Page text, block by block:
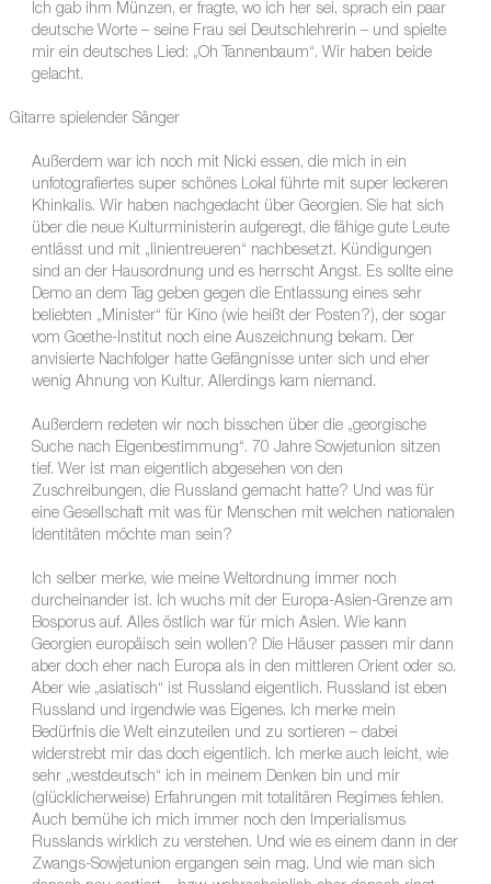
Ich gab ihm Münzen, er fragte, wo ich her sei, sprach ein paar
deutsche Worte – seine Frau sei Deutschlehrerin – und spielte
mir ein deutsches Lied: „Oh Tannenbaum“. Wir haben beide
gelacht.
Gitarre spielender Sänger
Außerdem war ich noch mit Nicki essen, die mich in ein
unfotografiertes super schönes Lokal führte mit super leckeren
Khinkalis. Wir haben nachgedacht über Georgien. Sie hat sich
über die neue Kulturministerin aufgeregt, die fähige gute Leute
entlässt und mit „linientreueren“ nachbesetzt. Kündigungen
sind an der Hausordnung und es herrscht Angst. Es sollte eine
Demo an dem Tag geben gegen die Entlassung eines sehr
beliebten „Minister“ für Kino (wie heißt der Posten?), der sogar
vom Goethe-Institut noch eine Auszeichnung bekam. Der
anvisierte Nachfolger hatte Gefängnisse unter sich und eher
wenig Ahnung von Kultur. Allerdings kam niemand.
Außerdem redeten wir noch bisschen über die „georgische
Suche nach Eigenbestimmung“. 70 Jahre Sowjetunion sitzen
tief. Wer ist man eigentlich abgesehen von den
Zuschreibungen, die Russland gemacht hatte? Und was für
eine Gesellschaft mit was für Menschen mit welchen nationalen
Identitäten möchte man sein?
Ich selber merke, wie meine Weltordnung immer noch
durcheinander ist. Ich wuchs mit der Europa-Asien-Grenze am
Bosporus auf. Alles östlich war für mich Asien. Wie kann
Georgien europäisch sein wollen? Die Häuser passen mir dann
aber doch eher nach Europa als in den mittleren Orient oder so.
Aber wie „asiatisch“ ist Russland eigentlich. Russland ist eben
Russland und irgendwie was Eigenes. Ich merke mein
Bedürfnis die Welt einzuteilen und zu sortieren – dabei
widerstrebt mir das doch eigentlich. Ich merke auch leicht, wie
sehr „westdeutsch“ ich in meinem Denken bin und mir
(glücklicherweise) Erfahrungen mit totalitären Regimes fehlen.
Auch bemühe ich mich immer noch den Imperialismus
Russlands wirklich zu verstehen. Und wie es einem dann in der
Zwangs-Sowjetunion ergangen sein mag. Und wie man sich